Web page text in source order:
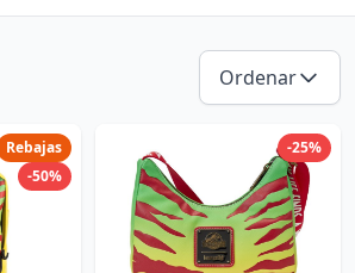
Ordenar
Rebajas
-50%
-25%